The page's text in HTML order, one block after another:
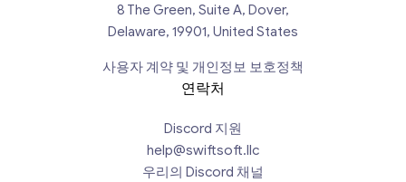
8 The Green, Suite A, Dover,
Delaware, 19901, United States
사용자 계약 및 개인정보 보호정책
연락처
Discord 지원
help@swiftsoft.llc
우리의 Discord 채널